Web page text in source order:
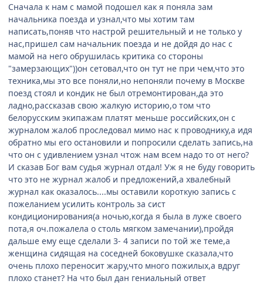
Сначала к нам с мамой подошел как я поняла зам
начальника поезда и узнал,что мы хотим там
написать,поняв что настрой решительный и не только у
нас,пришел сам начальник поезда и не дойдя до нас с
мамой на него обрушилась критика со стороны
"замерзающих"))он сетовал,что он тут не при чем,что это
техника,мы это все поняли,но непоняли почему в Москве
поезд стоял и кондик не был отремонтирован,да это
ладно,рассказав свою жалкую историю,о том что
белорусским экипажам платят меньше российских,он с
журналом жалоб проследовал мимо нас к проводнику,а идя
обратно мы его остановили и попросили сделать запись,на
что он с удивлением узнал чтож нам всем надо то от него?
И сказав Бог вам судья журнал отдал! Уж я не буду говорить
что это не журнал жалоб и предложений,а хвалебный
журнал как оказалось....мы оставили короткую запись с
пожеланием усилить контроль за сист
кондиционирования(а ночью,когда я была в луже своего
пота,я оч.пожалела о столь мягком замечании),пройдя
дальше ему еще сделали 3- 4 записи по той же теме,а
женщина сидящая на соседней боковушке сказала,что
очень плохо переносит жару,что много пожилых,а вдруг
плохо станет? На что был дан гениальный ответ